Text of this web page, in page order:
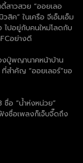
สาวสวย “ออยเลอ
สิค” ในเครือ จีเอ็มเอ็ม
ไปอยู่กับคนใหม่โลดกับ
อย่างดี
งปู่พญานาคหน้าบ้าน
สำคัญ “ออยเลอร์”ขอ
ชื่อ “น้ำห่งหน่วย”
งชื่อเพลงก็เจ็บจี๊ดถึง